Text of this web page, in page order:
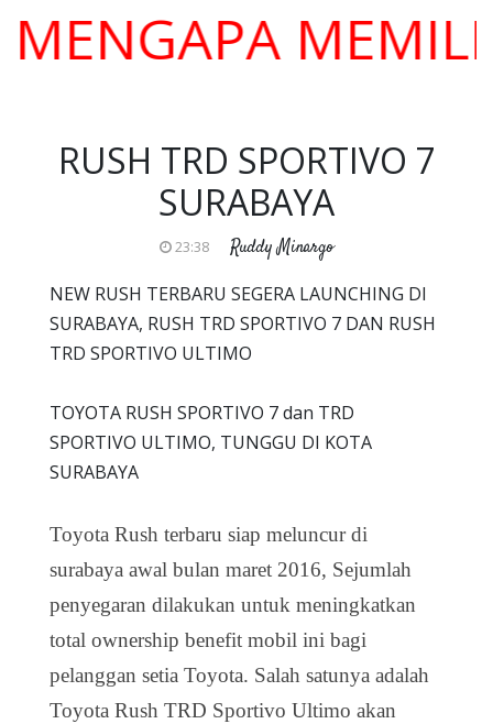
MEMILIH
RUSH TRD SPORTIVO 7
SURABAYA
23:38 Ruddy Minargo
NEW RUSH TERBARU SEGERA LAUNCHING DI
SURABAYA, RUSH TRD SPORTIVO 7 DAN RUSH
TRD SPORTIVO ULTIMO
TOYOTA RUSH SPORTIVO 7 dan TRD
SPORTIVO ULTIMO, TUNGGU DI KOTA
SURABAYA
Toyota Rush terbaru siap meluncur di
surabaya awal bulan maret 2016, Sejumlah
penyegaran dilakukan untuk meningkatkan
total ownership benefit mobil ini bagi
pelanggan setia Toyota. Salah satunya adalah
Toyota Rush TRD Sportivo Ultimo akan